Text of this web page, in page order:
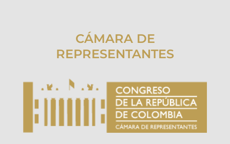
CÁMARA DE
REPRESENTANTES